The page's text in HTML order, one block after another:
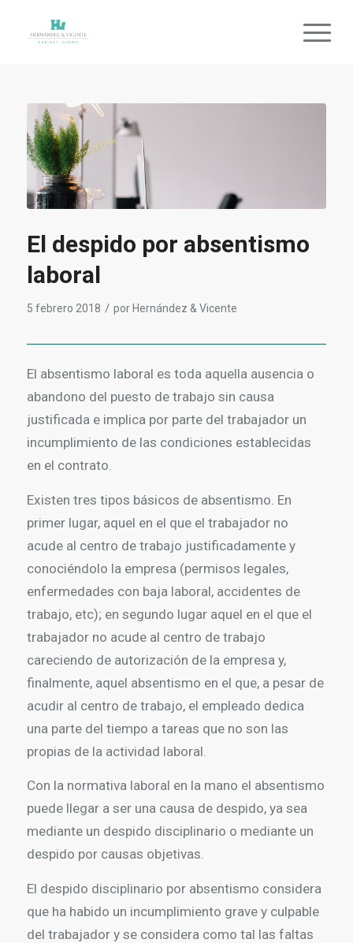
El despido por absentismo
laboral
5 febrero 2018 / por Hernández & Vicente
El absentismo laboral es toda aquella ausencia o
abandono del puesto de trabajo sin causa
justificada e implica por parte del trabajador un
incumplimiento de las condiciones establecidas
en el contrato.
Existen tres tipos básicos de absentismo. En
primer lugar, aquel en el que el trabajador no
acude al centro de trabajo justificadamente y
conociéndolo la empresa (permisos legales,
enfermedades con baja laboral, accidentes de
trabajo, etc); en segundo lugar aquel en el que el
trabajador no acude al centro de trabajo
careciendo de autorización de la empresa y,
finalmente, aquel absentismo en el que, a pesar de
acudir al centro de trabajo, el empleado dedica
una parte del tiempo a tareas que no son las
propias de la actividad laboral.
Con la normativa laboral en la mano el absentismo
puede llegar a ser una causa de despido, ya sea
mediante un despido disciplinario o mediante un
despido por causas objetivas.
El despido disciplinario por absentismo considera
que ha habido un incumplimiento grave y culpable
del trabajador y se considera como tal las faltas